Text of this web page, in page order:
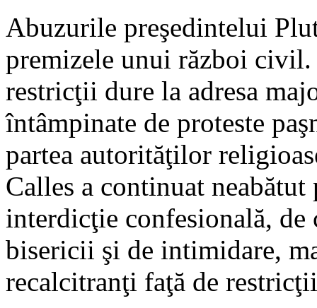
Abuzurile preşedintelui
premizele unui război
restricţii dure la adresa
întâmpinate de proteste
partea autorităţilor
Calles a continuat
interdicţie confesională,
bisericii şi de intimidare,
recalcitranţi faţă de